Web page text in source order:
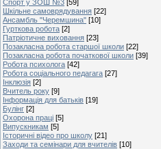
Спорт у ЗОШ №3 [59]
Шкільне самоврядування [22]
Ансамбль "Черемшина" [10]
Гурткова робота [2]
Патріотичне виховання [23]
Позакласна робота старшої школи [22]
Позакласна робота початкової школи [39]
Робота психолога [42]
Робота соціального педагага [27]
Інклюзія [2]
Вчитель року [9]
Інформація для батьків [19]
Булінг [2]
Охорона праці [5]
Випускникам [5]
Історичні відео про школу [21]
Заходи та семінари для вчителів [10]